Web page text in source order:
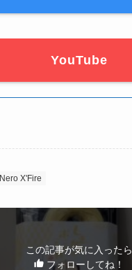
YouTube
Nero X'Fire
この記事が気に入ったら
フォローしてね！